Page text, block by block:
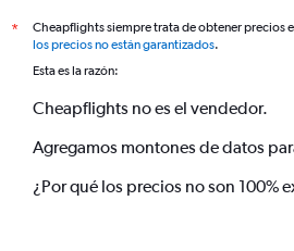
*
Cheapflights siempre trata de obtener precios
los precios no están garantizados.
Esta es la razón:
Cheapflights no es el vendedor.
Agregamos montones de datos
¿Por qué los precios no son 100%